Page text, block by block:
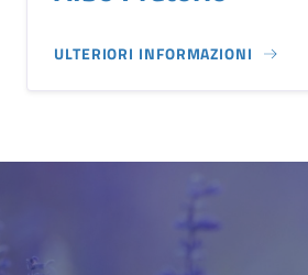
ULTERIORI INFORMAZIONI